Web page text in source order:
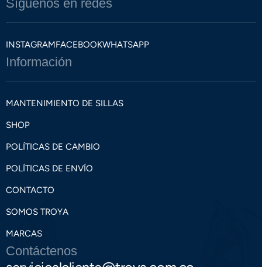
Síguenos en redes
INSTAGRAMFACEBOOKWHATSAPP
Información
MANTENIMIENTO DE SILLAS
SHOP
POLÍTICAS DE CAMBIO
POLÍTICAS DE ENVÍO
CONTACTO
SOMOS TROYA
MARCAS
Contáctenos